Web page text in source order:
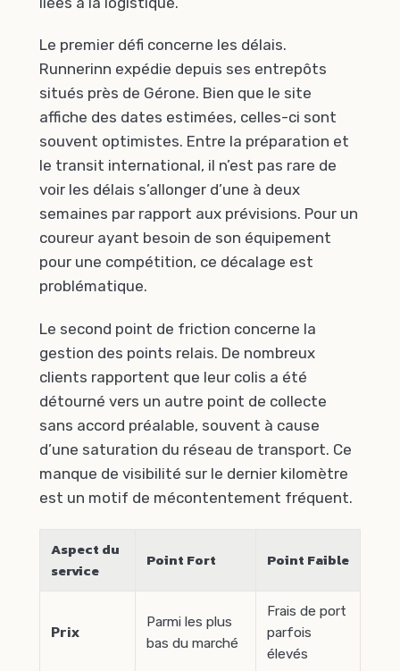
Le premier défi concerne les délais.
Runnerinn expédie depuis ses entrepôts
situés près de Gérone. Bien que le site
affiche des dates estimées, celles-ci sont
souvent optimistes. Entre la préparation et
le transit international, il n’est pas rare de
voir les délais s’allonger d’une à deux
semaines par rapport aux prévisions. Pour un
coureur ayant besoin de son équipement
pour une compétition, ce décalage est
problématique.
Le second point de friction concerne la
gestion des points relais. De nombreux
clients rapportent que leur colis a été
détourné vers un autre point de collecte
sans accord préalable, souvent à cause
d’une saturation du réseau de transport. Ce
manque de visibilité sur le dernier kilomètre
est un motif de mécontentement fréquent.
Aspect du
service
Point Fort Point Faible
Prix
Parmi les plus
bas du marché
Frais de port
parfois
élevés